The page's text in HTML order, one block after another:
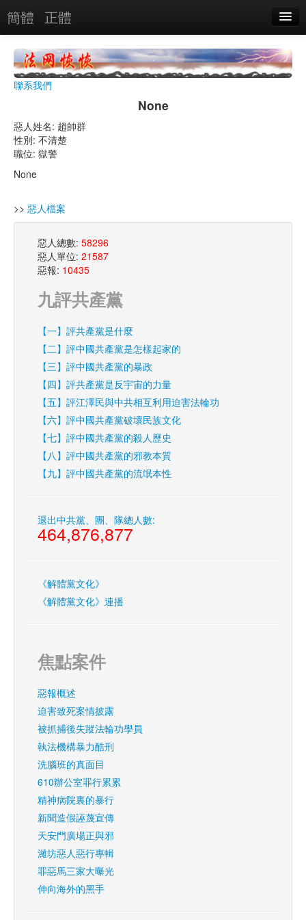
簡體 正體
惡報實例
惡人單位
單位圖片
聯系我們
None
惡人姓名: 趙帥群
性別: 不清楚
職位: 獄警
None
>> 惡人檔案
惡人總數: 58296
惡人單位: 21587
惡報: 10435
九評共產黨
【一】評共產黨是什麼
【二】評中國共產黨是怎樣起家的
【三】評中國共產黨的暴政
【四】評共產黨是反宇宙的力量
【五】評江澤民與中共相互利用迫害法輪功
【六】評中國共產黨破壞民族文化
【七】評中國共產黨的殺人歷史
【八】評中國共產黨的邪教本質
【九】評中國共產黨的流氓本性
退出中共黨、團、隊總人數:
464,876,877
《解體黨文化》
《解體黨文化》連播
焦點案件
惡報概述
迫害致死案情披露
被抓捕後失蹤法輪功學員
執法機構暴力酷刑
洗腦班的真面目
610辦公室罪行累累
精神病院裏的暴行
新聞造假誣蔑宣傳
天安門廣場正與邪
濰坊惡人惡行專輯
罪惡馬三家大曝光
伸向海外的黑手